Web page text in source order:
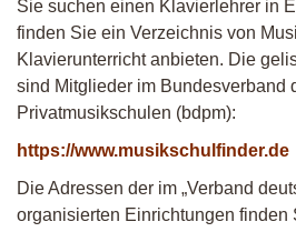
Sie suchen einen Klavierlehrer in
finden Sie ein Verzeichnis von
Klavierunterricht anbieten. Die
sind Mitglieder im Bundesverband
Privatmusikschulen (bdpm):
https://www.musikschulfinder.de
Die Adressen der im „Verband
organisierten Einrichtungen finden